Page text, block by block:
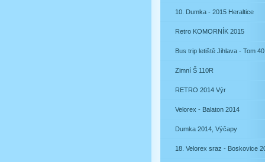
10. Dumka - 2015 Heraltice
Retro KOMORNÍK 2015
Bus trip letiště Jihlava - Tom 40
Zimní Š 110R
RETRO 2014 Výr
Velorex - Balaton 2014
Dumka 2014, Výčapy
18. Velorex sraz - Boskovice